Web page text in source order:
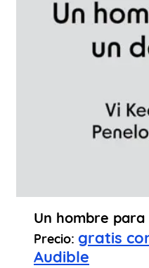
Un hombre
Precio: gratis
Audible